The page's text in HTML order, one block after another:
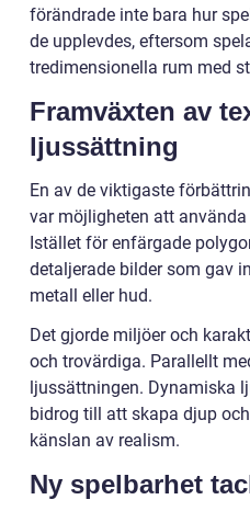
förändrade inte bara hur
de upplevdes, eftersom
tredimensionella rum med
Framväxten av
ljussättning
En av de viktigaste
var möjligheten att använda
Istället för enfärgade
detaljerade bilder som gav
metall eller hud.
Det gjorde miljöer och
och trovärdiga. Parallellt
ljussättningen. Dynamiska
bidrog till att skapa djup
känslan av realism.
Ny spelbarhet